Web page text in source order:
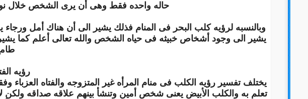
حاله واحده فقط وهى أن يرى الشخص خلال
وبالنسبه لرؤيه كلب البحر فى المنام فذلك يشير الى أن هناك أمل
يشير الى وجود أشخاص خبيثه فى حياه الشخص والله تعالى أعلم كما
رؤيه
يختلف تفسير رؤيه الكلب فى منام المرأه غير المتزوجه والفتاه
تعلم به والكلب الأبيض يعنى شخص أمين وتنشأ بينهم علاقه صداقه ولكن